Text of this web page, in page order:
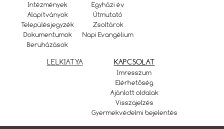
Intézmények
Alapítványok
Településjegyzék
Dokumentumok
Beruházások
Egyházi év
Útmutató
Zsoltárok
Napi Evangélium
LELKIATYA KAPCSOLAT
Imresszum
Elérhetőség
Ajánlott oldalak
Visszajelzés
Gyermekvédelmi bejelentés